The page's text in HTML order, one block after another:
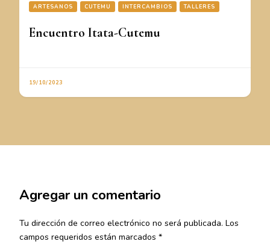
ARTESANOS CUTEMU INTERCAMBIOS TALLERES
Encuentro Itata-Cutemu
19/10/2023
Agregar un comentario
Tu dirección de correo electrónico no será publicada. Los
campos requeridos están marcados *